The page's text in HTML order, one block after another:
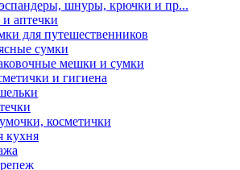
шнуры, крючки и пр...
аптечки
для путешественников
сумки
мешки и сумки
и гигиена
косметички
кухня